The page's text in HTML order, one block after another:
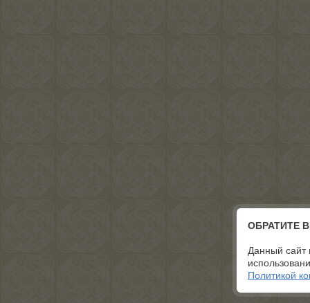
ОБРАТИТЕ
Данный сайт
Политикой